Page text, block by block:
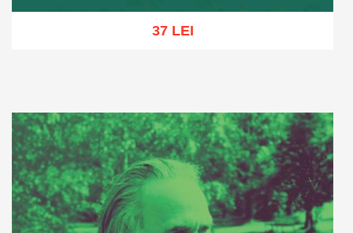
37 LEI